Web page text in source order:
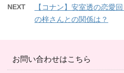
NEXT
【コナン】安室透の恋愛
の梓さんとの関係は？
お問い合わせはこちら